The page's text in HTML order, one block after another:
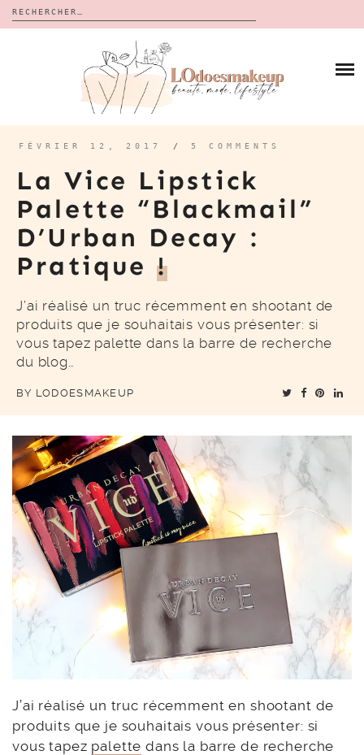
Rechercher :
CALENDRIERS DE L’AVENT
BON PLAN
À PROPOS
CONTACT
FÉVRIER 12, 2017 / 5 COMMENTS
La Vice Lipstick
Palette “Blackmail”
D’Urban Decay :
Pratique !
J’ai réalisé un truc récemment en shootant de
produits que je souhaitais vous présenter: si
vous tapez palette dans la barre de recherche
du blog…
BY LODOESMAKEUP
J’ai réalisé un truc récemment en shootant de
produits que je souhaitais vous présenter: si
vous tapez palette dans la barre de recherche